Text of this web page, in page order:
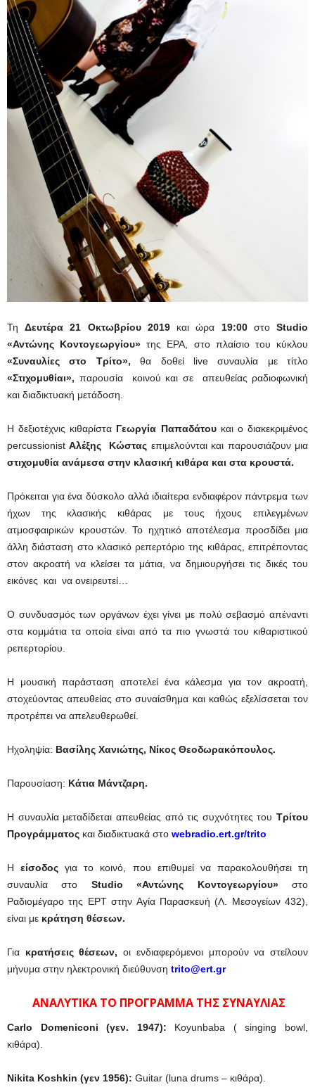
ΤηΔευτέρα 21 Οκτωβρίου 2019και ώρα 19:00στοStudio
«Αντώνης Κοντογεωργίου» της ΕΡΑ, στο πλαίσιο του κύκλου
«Συναυλίες στο Τρίτο»,θα δοθεί live συναυλία με τίτλο
«Στιχομυθίαι», παρουσία κοινού και σε απευθείας ραδιοφωνική
και διαδικτυακή μετάδοση.
Η δεξιοτέχνις κιθαρίστα Γεωργία Παπαδάτουκαι ο διακεκριμένος
percussionist Αλέξης Κώστας επιμελούνται και παρουσιάζουν μια
στιχομυθία ανάμεσα στην κλασική κιθάρα και στα κρουστά.
Πρόκειται για ένα δύσκολο αλλά ιδιαίτερα ενδιαφέρον πάντρεμα των
ήχων της κλασικής κιθάρας με τους ήχους επιλεγμένων
ατμοσφαιρικών κρουστών. Το ηχητικό αποτέλεσμα προσδίδει μια
άλλη διάσταση στο κλασικό ρεπερτόριο της κιθάρας, επιτρέποντας
στον ακροατή να κλείσει τα μάτια, να δημιουργήσει τις δικές του
εικόνες και να ονειρευτεί…
Ο συνδυασμός των οργάνων έχει γίνει με πολύ σεβασμό απέναντι
στα κομμάτια τα οποία είναι από τα πιο γνωστά του κιθαριστικού
ρεπερτορίου.
Η μουσική παράσταση αποτελεί ένα κάλεσμα για τον ακροατή,
στοχεύοντας απευθείας στο συναίσθημα και καθώς εξελίσσεται τον
προτρέπει να απελευθερωθεί.
Ηχοληψία: Βασίλης Χανιώτης, Νίκος Θεοδωρακόπουλος.
Παρουσίαση: Κάτια Μάντζαρη.
Η συναυλία μεταδίδεται απευθείας από τις συχνότητες του Τρίτου
Προγράμματος και διαδικτυακά στο webradio.ert.gr/trito
Η είσοδος για το κοινό, που επιθυμεί να παρακολουθήσει τη
συναυλία στο Studio «Αντώνης Κοντογεωργίου»στο
Ραδιομέγαρο της ΕΡΤ στην Αγία Παρασκευή (Λ. Μεσογείων 432),
είναι με κράτηση θέσεων.
Για κρατήσεις θέσεων, οι ενδιαφερόμενοι μπορούν να στείλουν
μήνυμα στην ηλεκτρονική διεύθυνση trito@ert.gr
ΑΝΑΛΥΤΙΚΑ ΤΟ ΠΡΟΓΡΑΜΜΑ ΤΗΣ ΣΥΝΑΥΛΙΑΣ
Carlo Domeniconi (γεν. 1947): Koyunbaba ( singing bowl,
κιθάρα).
Nikita Koshkin (γεν 1956): Guitar (luna drums – κιθάρα).